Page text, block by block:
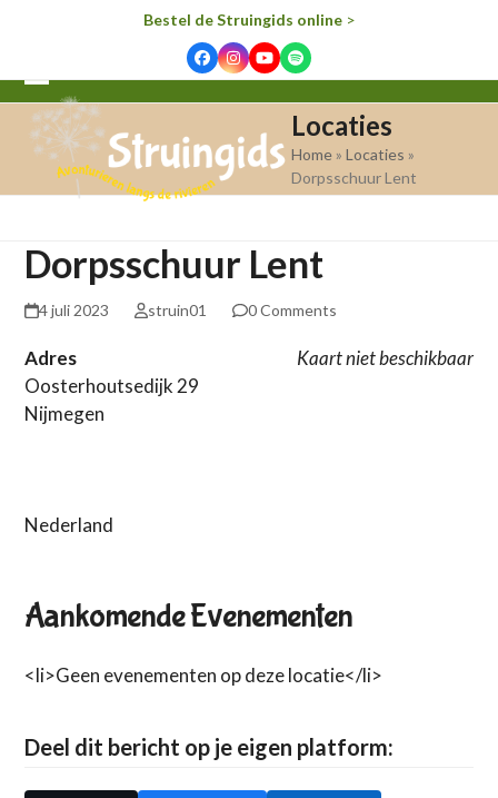
Bestel de Struingids online>
FacebookInstagram
YouTube
Spotify
Open
mobile
menu
Close
mobile
menu
Locaties
Home »Locaties »
Dorpsschuur Lent
Dorpsschuur Lent
4 juli 2023 struin01 0 Comments
Kaart niet beschikbaar
Adres
Oosterhoutsedijk 29
Nijmegen
Nederland
Aankomende Evenementen
<li>Geen evenementen op deze locatie</li>
Deel dit bericht op je eigen platform: